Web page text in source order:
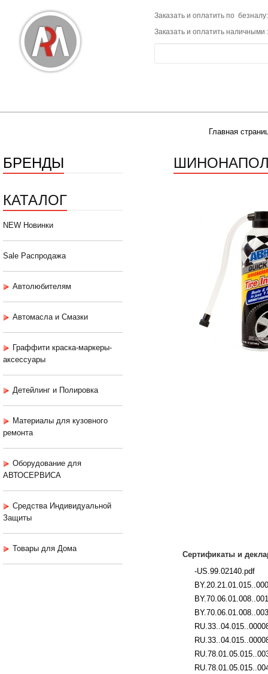
Заказать и оплатить по
Заказать и оплатить наличными
Главная
БРЕНДЫ
КАТАЛОГ
NEW Новинки
Sale Распродажа
Автолюбителям
Автомасла и Смазки
Граффити краска-маркеры-
аксессуары
Детейлинг и Полировка
Материалы для кузовного
ремонта
Оборудование для
АВТОСЕРВИСА
Средства Индивидуальной
Защиты
Товары для Дома
Сертификаты и
-US.99.02140.pdf